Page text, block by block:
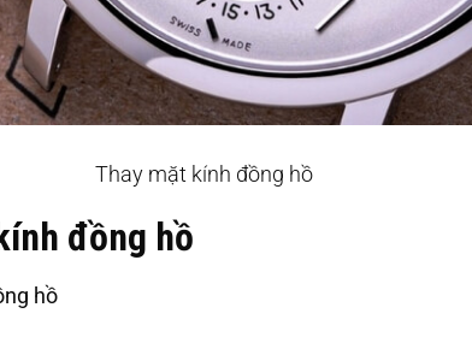
Thay mặt kính đồng hồ
đồng hồ
hồ